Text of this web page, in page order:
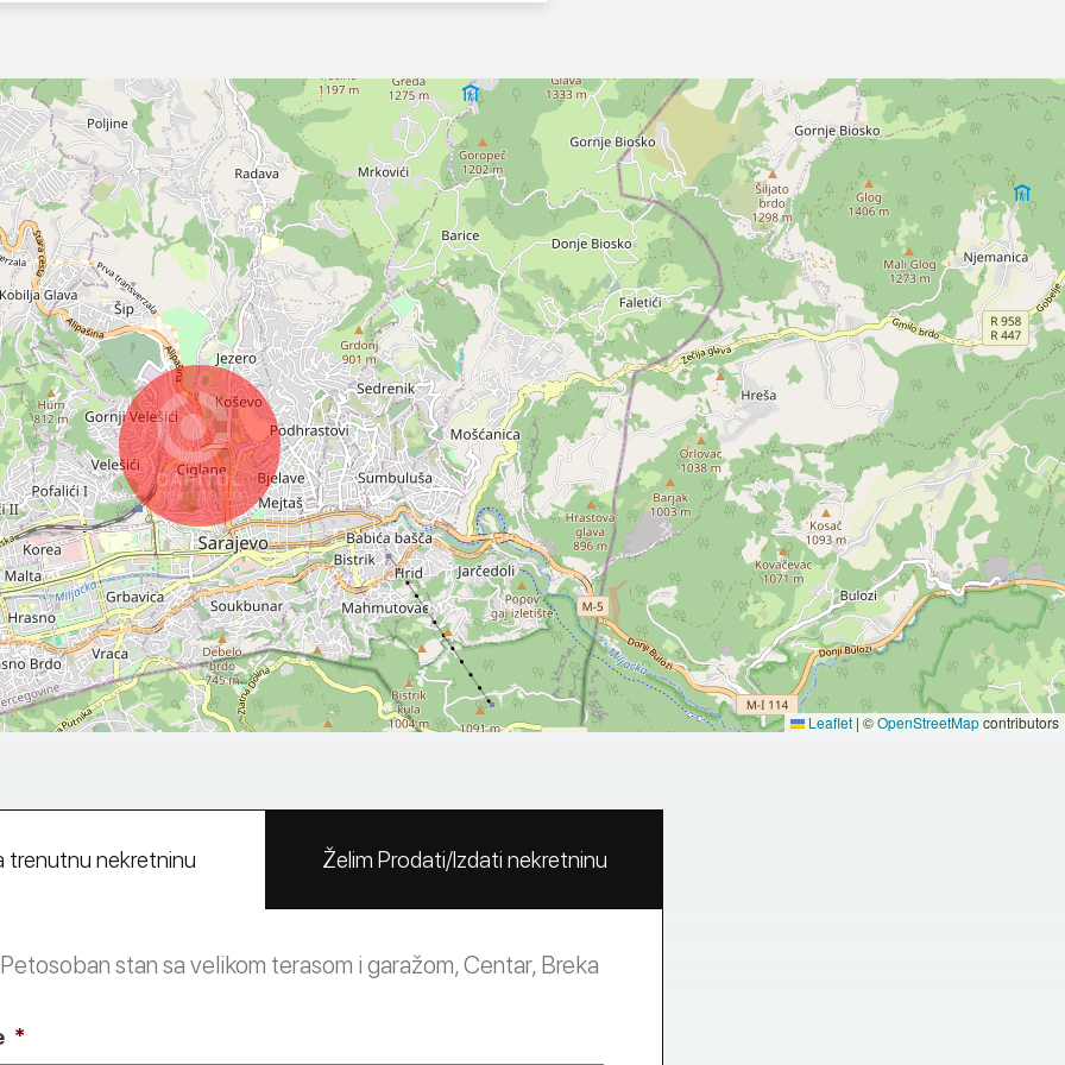
Leaflet | ©OpenStreetMapcontributors
trenutnu nekretninu Želim Prodati/Izdati nekretninu
stan sa velikom terasom i garažom, Centar, Breka
*